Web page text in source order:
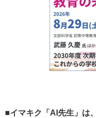
■イマキク「AI先生」は